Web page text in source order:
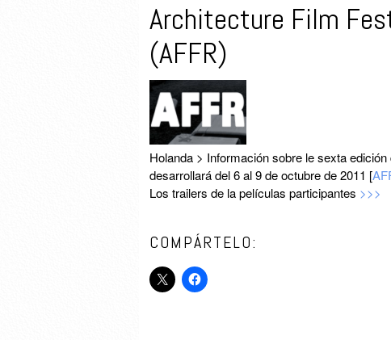
Architecture Film
(AFFR)
Holanda > Información sobre le sexta
desarrollará del 6 al 9 de octubre de 2011 [
Los trailers de la películas participantes >>>
COMPÁRTELO: